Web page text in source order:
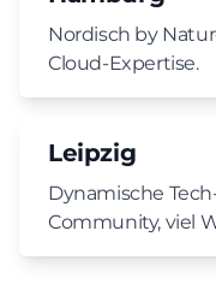
Nordisch by
Cloud-Expertise.
Leipzig
Dynamische
Community, viel